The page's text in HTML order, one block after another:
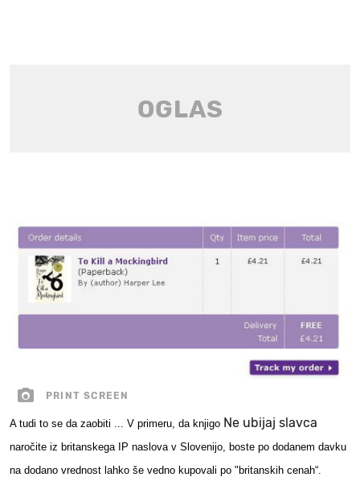
PRINT SCREEN
A tudi to se da zaobiti ... V primeru, da knjigo Ne ubijaj slavca
naročite iz britanskega IP naslova v Slovenijo, boste po dodanem davku
na dodano vrednost lahko še vedno kupovali po "britanskih cenah“.